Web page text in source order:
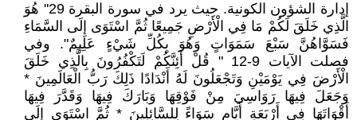
إدارة الشؤون الكونية. حيث يرد في سورة البقرة 29" هُوَ
الَّذِي خَلَقَ لَكُمْ مَا فِي الْأَرْضِ جَمِيعًا ثُمَّ اسْتَوَى إِلَى السَّمَاءِ
فَسَوَّاهُنَّ سَبْعَ سَمَوَاتٍ وَهُوَ بِكُلِّ شَيْءٍ عَلِيمٌ". وفي
فصلت الآيات 9-12 " قُلْ أَئِنَّكُمْ لَتَكْفُرُونَ بِالَّذِي خَلَقَ
الْأَرْضَ فِي يَوْمَيْنِ وَتَجْعَلُونَ لَهُ أَنْدَادًا ذَلِكَ رَبُّ الْعَالَمِينَ *
وَجَعَلَ فِيهَا رَوَاسِيَ مِنْ فَوْقِهَا وَبَارَكَ فِيهَا وَقَدَّرَ فِيهَا
أَقْوَاتَهَا فِي أَرْبَعَةِ أَيَّامٍ سَوَاءً لِلسَّائِلِينَ * ثُمَّ اسْتَوَى إِلَى